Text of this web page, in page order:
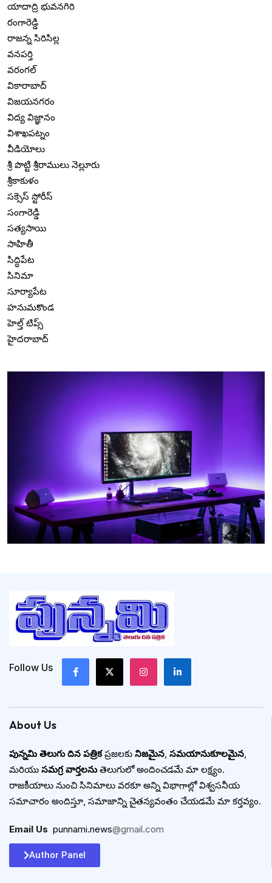
యాదాద్రి భువనగిరి
రంగారెడ్డి
రాజన్న సిరిసిల్ల
వనపర్తి
వరంగల్
వికారాబాద్
విజయనగరం
విద్య విజ్ఞానం
విశాఖపట్నం
వీడియోలు
శ్రీ పొట్టి శ్రీరాములు నెల్లూరు
శ్రీకాకుళం
సక్సెస్ స్టోరీస్
సంగారెడ్డి
సత్యసాయి
సాహితీ
సిద్ధిపేట
సినిమా
సూర్యాపేట
హనుమకొండ
హెల్త్ టిప్స్
హైదరాబాద్
Follow Us
About Us
పున్నమి తెలుగు దిన పత్రికప్రజలకు నిజమైన, సమయానుకూలమైన,
మరియు సమగ్ర వార్తలనుతెలుగులో అందించడమే మా లక్ష్యం.
రాజకీయాలు నుంచి సినిమాలు వరకూ అన్ని విభాగాల్లో విశ్వసనీయ
సమాచారం అందిస్తూ, సమాజాన్ని చైతన్యవంతం చేయడమే మా కర్తవ్యం.
Email Us punnami.news@gmail.com
Author Panel